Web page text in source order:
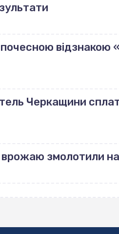
відзнакою
Черкащини
змолотили